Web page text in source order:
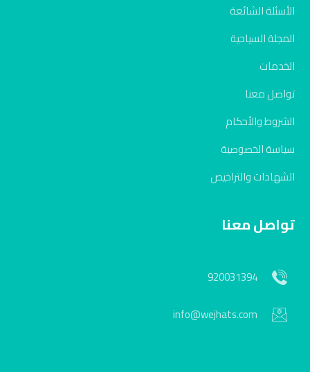
الأسئلة الشائعة
المجلة السياحية
الخدمات
تواصل معنا
الشروط والأحكام
سياسة الخصوصية
الشهادات والتراخيص
تواصل معنا
920031394
info@wejhats.com